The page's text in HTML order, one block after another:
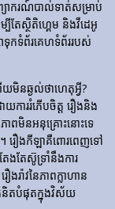
ាករណ៍បាល់ទាត់សម្រាប់
តែស្ថិតិហ្គេម និងវីដេអូ
ទុកទំព័រគេហទំព័ររបស់
មិន​ឆ្ងល់​ថា​ហេតុអ្វី?
ារ​រំភើប​ចិត្ត រឿង​និង​
ពមិនអនុគ្រោះនោះទេ
។ រឿង​កីឡា​គឺ​ពោរពេញ​ទៅ​
ងតែស៊ូទ្រាំនឹងការ
រ៉ាវនៃភាពក្លាហាន
និតបំផុតក្នុងវិស័យ